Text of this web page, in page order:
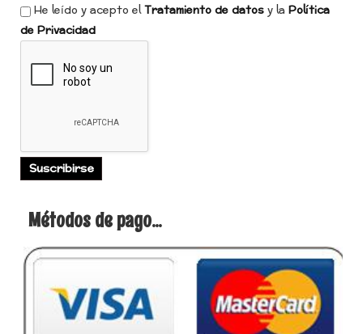
He leído y acepto elTratamiento de datosy la Política
de Privacidad
Métodos de pago...